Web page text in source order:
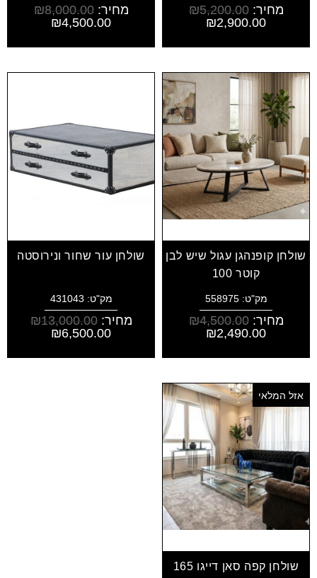
מחיר: ₪5,200.00
₪2,900.00
מחיר: ₪8,000.00
₪4,500.00
שולחן קופנהגן עגול שיש לבן
קוטר 100
מק"ט: 558975
מחיר: ₪4,500.00
₪2,490.00
שולחן עור שחור ונירוסטה
מק"ט: 431043
מחיר: ₪13,000.00
₪6,500.00
אזל המלאי
שולחן קפה סאן דייגו 165